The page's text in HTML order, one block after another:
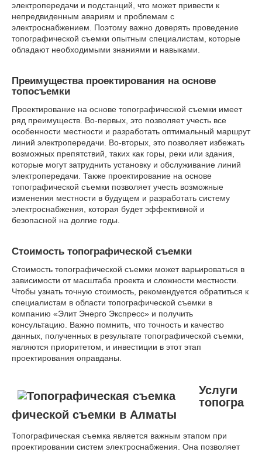
электропередачи и подстанций, что может привести к
непредвиденным авариям и проблемам с
электроснабжением. Поэтому важно доверять проведение
топографической съемки опытным специалистам, которые
обладают необходимыми знаниями и навыками.
Преимущества проектирования на основе
топосъемки
Проектирование на основе топографической съемки имеет
ряд преимуществ. Во-первых, это позволяет учесть все
особенности местности и разработать оптимальный маршрут
линий электропередачи. Во-вторых, это позволяет избежать
возможных препятствий, таких как горы, реки или здания,
которые могут затруднить установку и обслуживание линий
электропередачи. Также проектирование на основе
топографической съемки позволяет учесть возможные
изменения местности в будущем и разработать систему
электроснабжения, которая будет эффективной и
безопасной на долгие годы.
Стоимость топографической съемки
Стоимость топографической съемки может варьироваться в
зависимости от масштаба проекта и сложности местности.
Чтобы узнать точную стоимость, рекомендуется обратиться к
специалистам в области топографической съемки в
компанию «Элит Энерго Экспресс» и получить
консультацию. Важно помнить, что точность и качество
данных, полученных в результате топографической съемки,
являются приоритетом, и инвестиции в этот этап
проектирования оправданы.
Услуги
топогра
фической съемки в Алматы
Топографическая съемка является важным этапом при
проектировании систем электроснабжения. Она позволяет